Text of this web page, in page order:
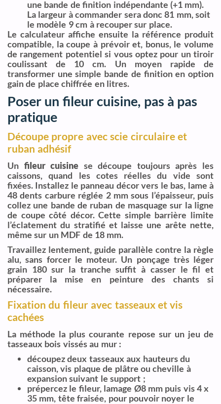
une bande de finition indépendante (+1 mm).
La largeur à commander sera donc 81 mm, soit
le modèle 9 cm à recouper sur place.
Le calculateur affiche ensuite la référence produit
compatible, la coupe à prévoir et, bonus, le volume
de rangement potentiel si vous optez pour un tiroir
coulissant de 10 cm. Un moyen rapide de
transformer une simple bande de finition en option
gain de place chiffrée en litres.
Poser un fileur cuisine, pas à pas
pratique
Découpe propre avec scie circulaire et
ruban adhésif
Un fileur cuisine se découpe toujours après les
caissons, quand les cotes réelles du vide sont
fixées. Installez le panneau décor vers le bas, lame à
48 dents carbure réglée 2 mm sous l’épaisseur, puis
collez une bande de ruban de masquage sur la ligne
de coupe côté décor. Cette simple barrière limite
l’éclatement du stratifié et laisse une arête nette,
même sur un MDF de 18 mm.
Travaillez lentement, guide parallèle contre la règle
alu, sans forcer le moteur. Un ponçage très léger
grain 180 sur la tranche suffit à casser le fil et
préparer la mise en peinture des chants si
nécessaire.
Fixation du fileur avec tasseaux et vis
cachées
La méthode la plus courante repose sur un jeu de
tasseaux bois vissés au mur :
découpez deux tasseaux aux hauteurs du
caisson, vis plaque de plâtre ou cheville à
expansion suivant le support ;
prépercez le fileur, lamage Ø8 mm puis vis 4 x
35 mm, tête fraisée, pour pouvoir noyer le